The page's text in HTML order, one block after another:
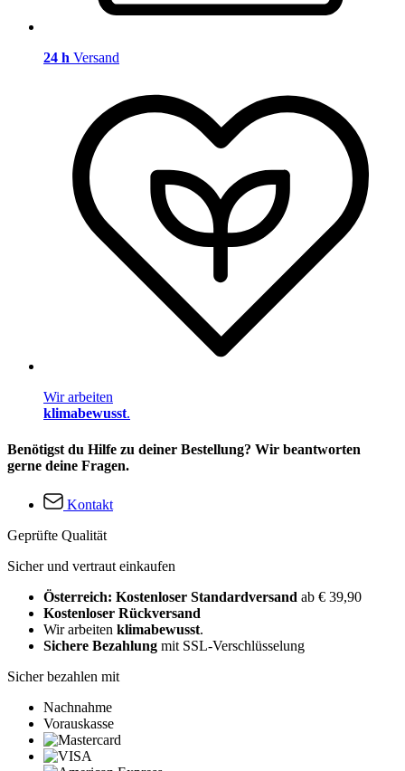
24 h Versand
Wir arbeiten
klimabewusst.
Benötigst du Hilfe zu deiner Bestellung? Wir beantworten
gerne deine Fragen.
Kontakt
Geprüfte Qualität
Sicher und vertraut einkaufen
Österreich: Kostenloser Standardversand ab € 39,90
Kostenloser Rückversand
Wir arbeiten klimabewusst.
Sichere Bezahlung mit SSL-Verschlüsselung
Sicher bezahlen mit
Nachnahme
Vorauskasse